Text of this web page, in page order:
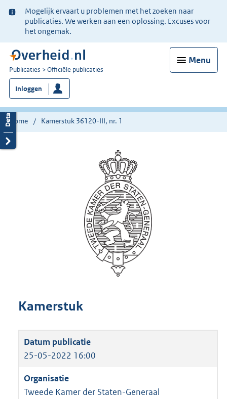
Ter
informatie:
Mogelijk ervaart u problemen met het zoeken naar
publicaties. We werken aan een oplossing. Excuses voor
het ongemak.
Menu
U
bent
nu
hier:
Publicaties Officiële publicaties
Inloggen
Home Kamerstuk 36120-III, nr. 1
Kamerstuk
25-05-2022 16:00
Tweede Kamer der Staten-Generaal